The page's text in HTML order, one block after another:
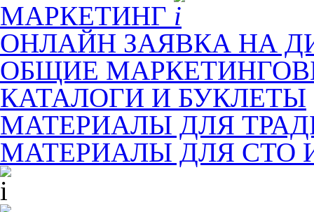
МАРКЕТИНГ
ОНЛАЙН ЗАЯВКА НА
ОБЩИЕ
КАТАЛОГИ И БУКЛЕТЫ
МАТЕРИАЛЫ ДЛЯ
МАТЕРИАЛЫ ДЛЯ СТО